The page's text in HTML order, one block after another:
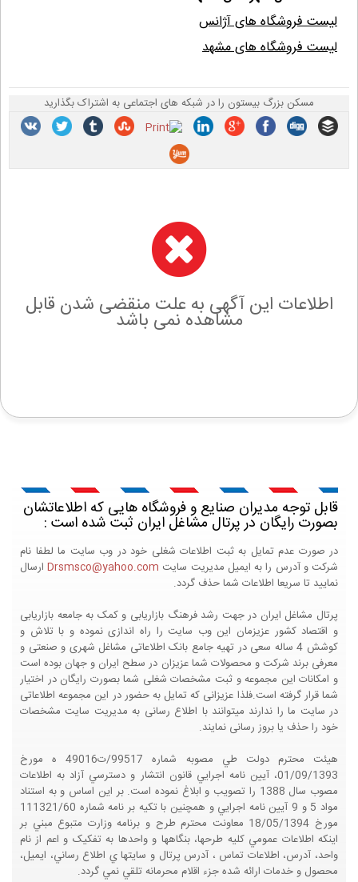
لیست فروشگاه های آژانس
لیست فروشگاه های مشهد
مسکن بزرگ بیستون را در شبکه های اجتماعی به اشتراک بگذارید
اطلاعات این آگهی به علت منقضی شدن قابل
مشاهده نمی باشد
قابل توجه مدیران صنایع و فروشگاه هایی که اطلاعاتشان
بصورت رایگان در پرتال مشاغل ایران ثبت شده است :
در صورت عدم تمایل به ثبت اطلاعات شغلی خود در وب سایت ما لطفا نام
شرکت و آدرس را به ایمیل مدیریت سایت Drsmsco@yahoo.comارسال
نمایید تا سریعا اطلاعات شما حذف گردد.
پرتال مشاغل ایران در جهت رشد فرهنگ بازاریابی و کمک به جامعه بازاریابی
و اقتصاد کشور عزیزمان این وب سایت را راه اندازی نموده و با تلاش و
کوشش 4 ساله سعی در تهیه جامع بانک اطلاعاتی مشاغل شهری و صنعتی و
معرفی برند شرکت و محصولات شما عزیزان در سطح ایران و جهان بوده است
و امکانات این مجموعه و ثبت مشخصات شغلی شما بصورت رایگان در اختیار
شما قرار گرفته است.فلذا عزیزانی که تمایل به حضور در این مجموعه اطلاعاتی
در سایت ما را ندارند میتوانند با اطلاع رسانی به مدیریت سایت مشخصات
خود را حذف یا بروز رسانی نمایند.
هيئت محترم دولت طي مصوبه شماره 99517/ت49016 ه مورخ
01/09/1393، آيين نامه اجرايي قانون انتشار و دسترسي آزاد به اطلاعات
مصوب سال 1388 را تصويب و ابلاغ نموده است. بر اين اساس و به استناد
مواد 5 و 9 آيين نامه اجرايي و همچنين با تکيه بر نامه شماره 111321/60
مورخ 18/05/1394 معاونت محترم طرح و برنامه وزارت متبوع مبني بر
اينکه اطلاعات عمومي کليه طرحها، بنگاهها و واحدها به تفکيک و اعم از نام
واحد، آدرس، اطلاعات تماس ، آدرس پرتال و سايتها ي اطلاع رساني، ايميل،
محصول و خدمات ارائه شده جزء اقلام محرمانه تلقي نمي گردد.